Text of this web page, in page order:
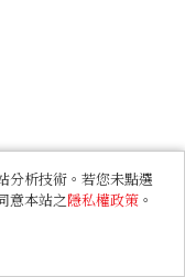
分析技術。若您未點選
意本站之隱私權政策 。